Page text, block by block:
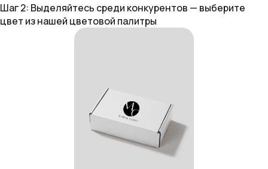
Шаг 2: Выделяйтесь среди конкурентов — выберите
цвет из нашей цветовой палитры